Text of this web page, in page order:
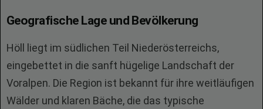
Geografische Lage und Bevölkerung
Höll liegt im südlichen Teil Niederösterreichs,
eingebettet in die sanft hügelige Landschaft der
Voralpen. Die Region ist bekannt für ihre weitläufigen
Wälder und klaren Bäche, die das typische